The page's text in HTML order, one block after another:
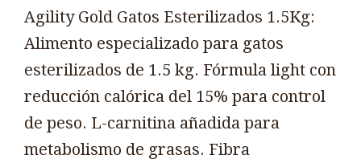
Agility Gold Gatos Esterilizados 1.5Kg:
Alimento especializado para gatos
esterilizados de 1.5 kg. Fórmula light con
reducción calórica del 15% para control
de peso. L-carnitina añadida para
metabolismo de grasas. Fibra